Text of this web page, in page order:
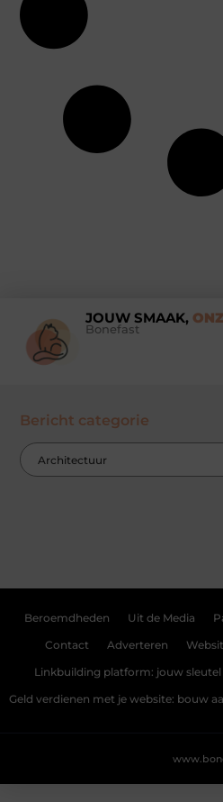
JOUW SMAAK,
Bonefast
Bericht categorie
Beroemdheden Uit de Media
Contact Adverteren
Linkbuilding platform: jouw
Geld verdienen met je website: bouw